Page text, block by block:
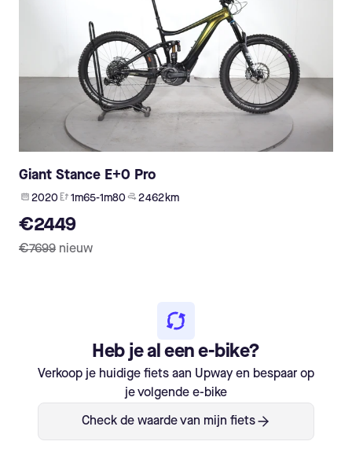
Giant Stance E+0 Pro
2020 1m65-1m80 2 462 km
€2449
€7699 nieuw
Heb je al een e-bike?
Verkoop je huidige fiets aan Upway en bespaar op
je volgende e-bike
Check de waarde van mijn fiets